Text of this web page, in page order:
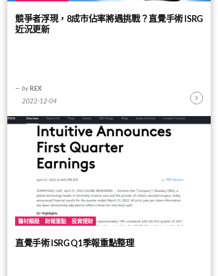
競爭者浮現，8成市佔率將遇挑戰？直覺手術 ISRG
近況更新
by REX
2022-12-04
醫材類股 財報重點 投資理財
直覺手術 ISRG Q1季報重點整理